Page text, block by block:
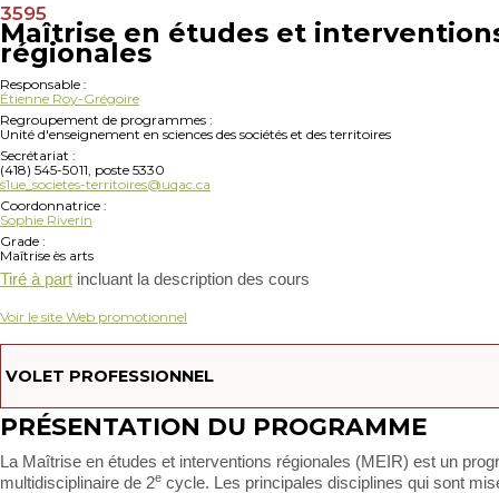
3595
Maîtrise en études et
régionales
Responsable :
Étienne Roy-Grégoire
Regroupement de programmes :
Unité d'enseignement en sciences des sociétés et des territoires
Secrétariat :
(418) 545-5011, poste 5330
s1ue_societes-territoires@uqac.ca
Coordonnatrice :
Sophie Riverin
Grade :
Maîtrise ès arts
Tiré à part incluant la description des cours
Voir le site Web promotionnel
VOLET PROFESSIONNEL
PRÉSENTATION DU PROGRAMME
La Maîtrise en études et interventions régionales (MEIR) est un
multidisciplinaire de 2e cycle. Les principales disciplines qui sont